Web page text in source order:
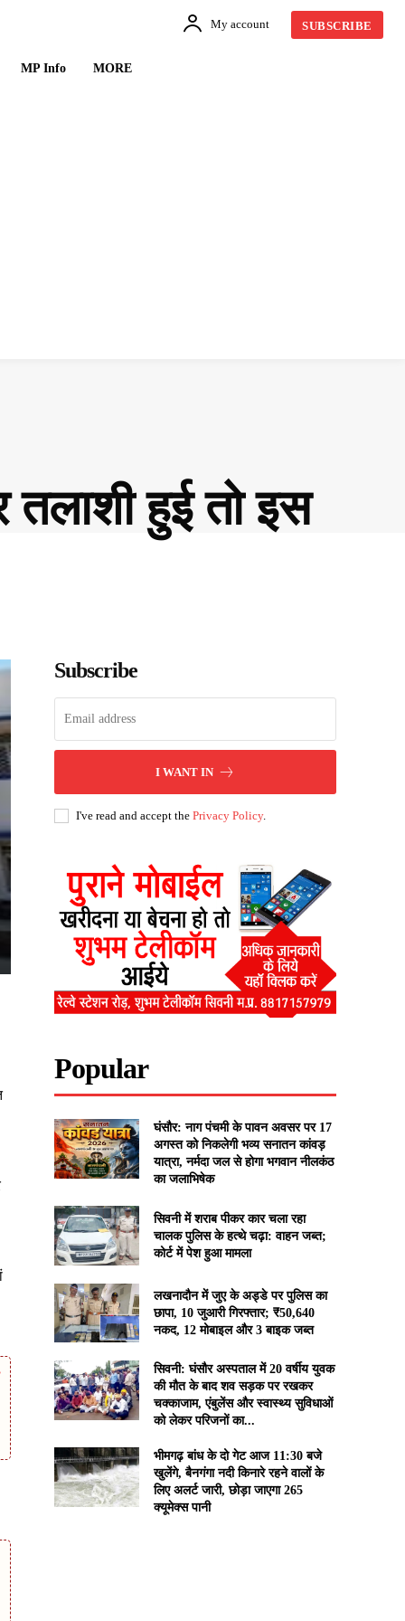
My account SUBSCRIBE
MP Info MORE
हुई तो इस
Subscribe
I WANT IN
I've read and accept thePrivacy Policy.
Popular
घंसौर: नाग पंचमी के पावन अवसर पर 17
अगस्त को निकलेगी भव्य सनातन कांवड़
यात्रा, नर्मदा जल से होगा भगवान नीलकंठ
का जलाभिषेक
सिवनी में शराब पीकर कार चला रहा
चालक पुलिस के हत्थे चढ़ा: वाहन जब्त;
कोर्ट में पेश हुआ मामला
लखनादौन में जुए के अड्डे पर पुलिस का
छापा, 10 जुआरी गिरफ्तार; ₹50,640
नकद, 12 मोबाइल और 3 बाइक जब्त
सिवनी: घंसौर अस्पताल में 20 वर्षीय युवक
की मौत के बाद शव सड़क पर रखकर
चक्काजाम, एंबुलेंस और स्वास्थ्य सुविधाओं
को लेकर परिजनों का...
भीमगढ़ बांध के दो गेट आज 11:30 बजे
खुलेंगे, बैनगंगा नदी किनारे रहने वालों के
लिए अलर्ट जारी, छोड़ा जाएगा 265
क्यूमेक्स पानी